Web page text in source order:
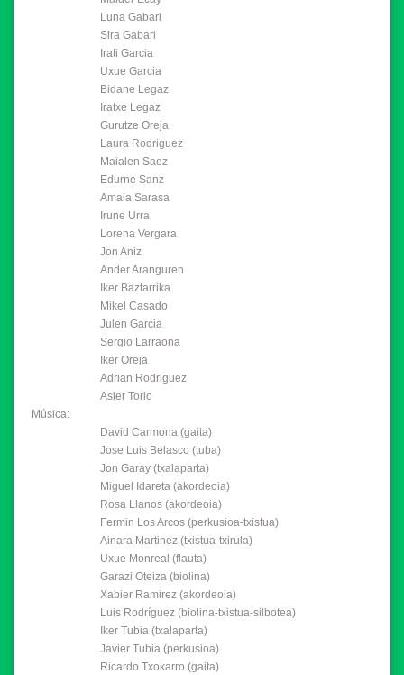
Luna Gabari
Sira Gabari
Irati Garcia
Uxue Garcia
Bidane Legaz
Iratxe Legaz
Gurutze Oreja
Laura Rodriguez
Maialen Saez
Edurne Sanz
Amaia Sarasa
Irune Urra
Lorena Vergara
Jon Aniz
Ander Aranguren
Iker Baztarrika
Mikel Casado
Julen Garcia
Sergio Larraona
Iker Oreja
Adrian Rodriguez
Asier Torio
Música:
David Carmona (gaita)
Jose Luis Belasco (tuba)
Jon Garay (txalaparta)
Miguel Idareta (akordeoia)
Rosa Llanos (akordeoia)
Fermin Los Arcos (perkusioa-txistua)
Ainara Martinez (txistua-txirula)
Uxue Monreal (flauta)
Garazi Oteiza (biolina)
Xabier Ramirez (akordeoia)
Luis Rodríguez (biolina-txistua-silbotea)
Iker Tubia (txalaparta)
Javier Tubia (perkusioa)
Ricardo Txokarro (gaita)